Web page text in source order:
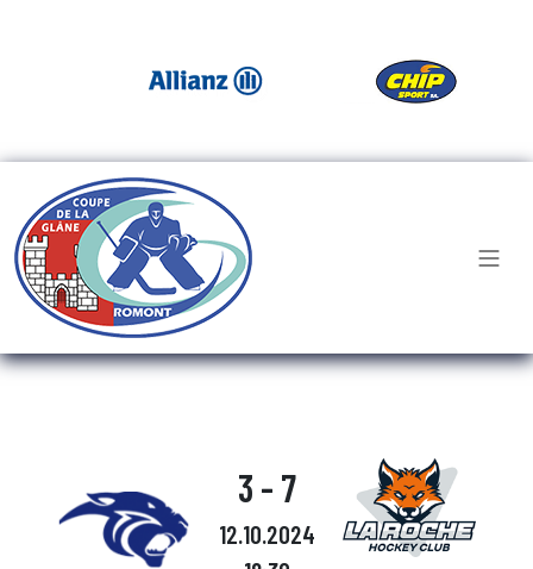
3 - 7
12.10.2024